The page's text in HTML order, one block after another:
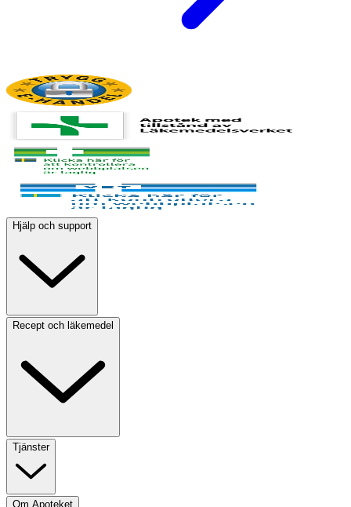
Hjälp och support
Recept och läkemedel
Tjänster
Om Apoteket